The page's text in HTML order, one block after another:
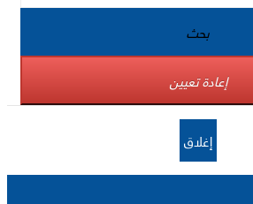
بحث
إعادة تعيين
إغلاق